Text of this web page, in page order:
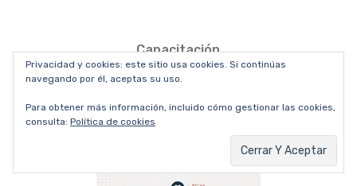
Capacitación
Privacidad y cookies: este sitio usa cookies. Si continúas
navegando por él, aceptas su uso.
Para obtener más información, incluido cómo gestionar las cookies,
consulta: Política de cookies